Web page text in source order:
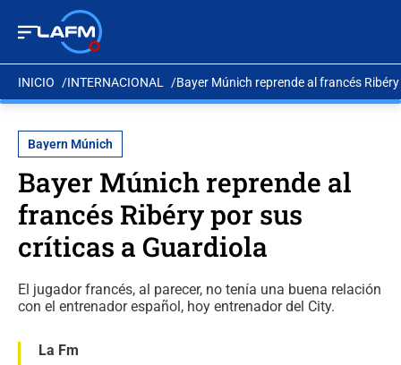
INICIO INTERNACIONAL Bayer Múnich reprende al francés
Bayern Múnich
Bayer Múnich reprende al
francés Ribéry por sus
críticas a Guardiola
El jugador francés, al parecer, no tenía una buena relación
con el entrenador español, hoy entrenador del City.
La Fm